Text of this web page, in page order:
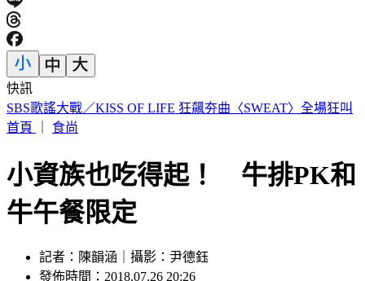
快訊
美股那斯達克12/6起大變革 一天交易23小時
首頁
食尚
小資族也吃得起！ 牛排PK和
牛午餐限定
記者：陳韻涵｜攝影：尹德鈺
發佈時間：2018.07.26 20:26